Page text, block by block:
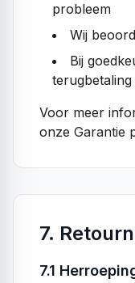
probleem
Wij
Bij
terugbetaling
Voor meer
onze Garantie
7.
7.1